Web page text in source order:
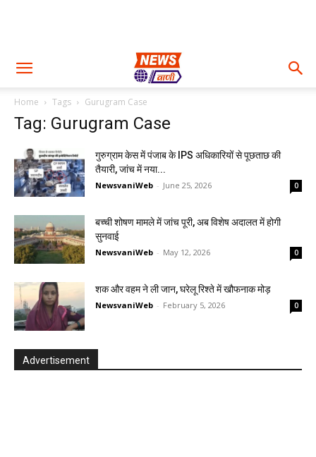
Home Tags Gurugram Case
Tag: Gurugram Case
गुरुग्राम केस में पंजाब के IPS अधिकारियों से पूछताछ की
तैयारी, जांच में नया...
NewsvaniWeb - June 25, 2026 0
बच्ची शोषण मामले में जांच पूरी, अब विशेष अदालत में होगी
सुनवाई
NewsvaniWeb - May 12, 2026 0
शक और वहम ने ली जान, घरेलू रिश्ते में खौफनाक मोड़
NewsvaniWeb - February 5, 2026 0
Advertisement